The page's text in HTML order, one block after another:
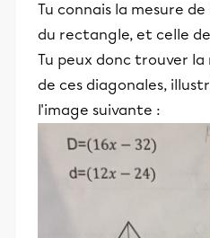
Tu connais la mesure
du rectangle, et celle
Tu peux donc trouver
de ces diagonales,
l'image suivante :